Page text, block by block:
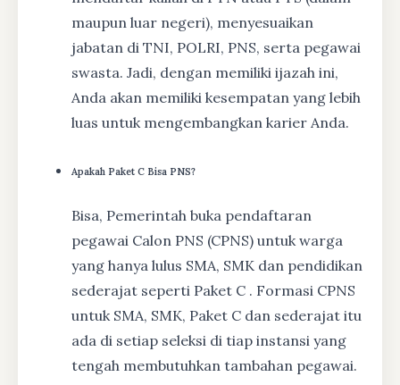
maupun luar negeri), menyesuaikan
jabatan di TNI, POLRI, PNS, serta pegawai
swasta. Jadi, dengan memiliki ijazah ini,
Anda akan memiliki kesempatan yang lebih
luas untuk mengembangkan karier Anda.
Apakah Paket C Bisa PNS?
Bisa, Pemerintah buka pendaftaran
pegawai Calon PNS (CPNS) untuk warga
yang hanya lulus SMA, SMK dan pendidikan
sederajat seperti Paket C . Formasi CPNS
untuk SMA, SMK, Paket C dan sederajat itu
ada di setiap seleksi di tiap instansi yang
tengah membutuhkan tambahan pegawai.